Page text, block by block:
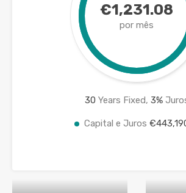
€1,231.08
por mês
30 Years Fixed, 3%
Capital e Juros